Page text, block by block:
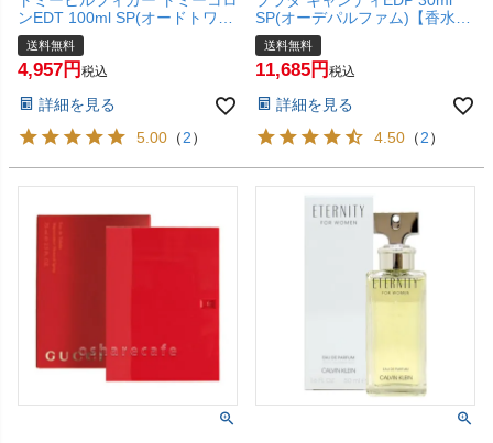
ンEDT 100ml SP(オードトワ
レ)【香水】【宅配便送料無
料】 (6011114)
送料無料
4,957 税込
詳細を見る
5.00 （2）
SP(オーデパルファム)【香水】
【宅配便送料無料】 (6009888)
送料無料
11,685 税込
詳細を見る
4.50 （2）